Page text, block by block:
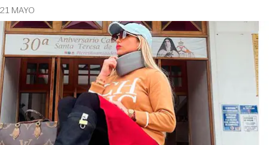
21 MAYO